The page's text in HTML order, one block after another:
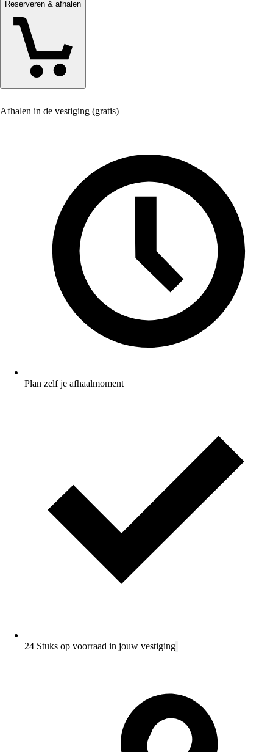
Reserveren & afhalen
Afhalen in de vestiging (gratis)
Plan zelf je afhaalmoment
24 Stuks op voorraad in jouw vestiging